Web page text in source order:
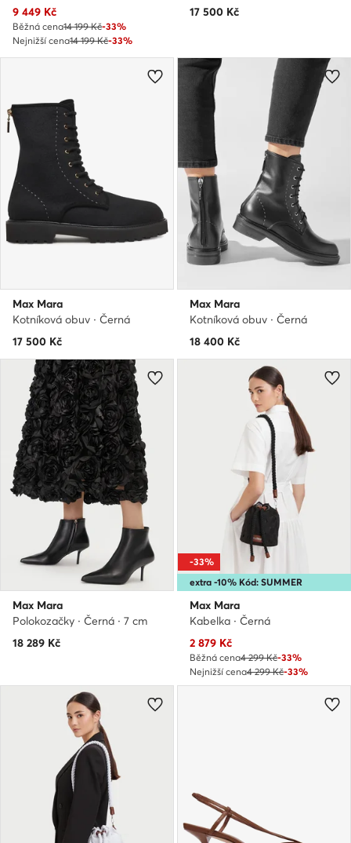
Aktuální cena
9 449 Kč
Běžná cena14 199 Kč-33%
Nejnižší cena14 199 Kč-33%
17 500 Kč
Max Mara
Kotníková obuv · Černá
17 500 Kč
Max Mara
Kotníková obuv · Černá
18 400 Kč
Max Mara
Polokozačky · Černá · 7 cm
18 289 Kč
extra -10% Kód: SUMMER
-33%
Max Mara
Kabelka · Černá
Aktuální cena
2 879 Kč
Běžná cena4 299 Kč-33%
Nejnižší cena4 299 Kč-33%